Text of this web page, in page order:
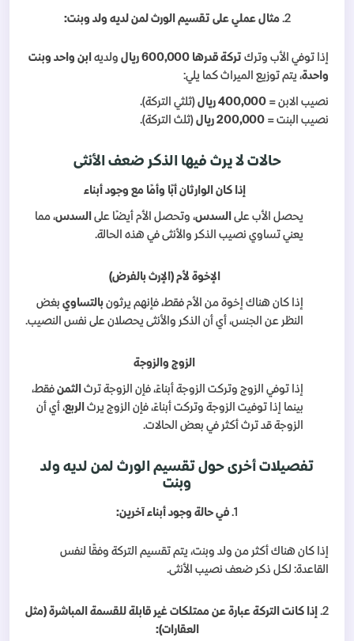
2. مثال عملي على تقسيم الورث لمن لديه ولد وبنت:
إذا توفي الأب وترك تركة قدرها 600,000 ريال ولديه ابن واحد وبنت
واحدة، يتم توزيع الميراث كما يلي:
نصيب الابن = 400,000 ريال
(ثلثي التركة).
نصيب البنت = 200,000 ريال (ثلث التركة).
حالات لا يرث فيها الذكر ضعف الأنثى
إذا كان الوارثان أبًا وأمًا مع وجود أبناء
يحصل الأب على السدس، وتحصل الأم أيضًا على السدس، مما
يعني تساوي نصيب الذكر والأنثى في هذه الحالة.
الإخوة لأم (الإرث بالفرض)
إذا كان هناك إخوة من الأم فقط، فإنهم يرثون بالتساوي بغض
النظر عن الجنس، أي أن الذكر والأنثى يحصلان على نفس النصيب.
الزوج والزوجة
إذا توفي الزوج وتركت الزوجة أبناءً، فإن الزوجة ترث الثمن فقط،
بينما إذا توفيت الزوجة وتركت أبناءً، فإن الزوج يرث الربع، أي أن
الزوجة قد ترث أكثر في بعض الحالات.
تفصيلات أخرى حول تقسيم الورث لمن لديه ولد
وبنت
1. في حالة وجود أبناء آخرين:
إذا كان هناك أكثر من ولد وبنت، يتم تقسيم التركة وفقًا لنفس
القاعدة: لكل ذكر ضعف نصيب الأنثى.
2.
إذا كانت التركة عبارة عن ممتلكات غير قابلة للقسمة المباشرة (مثل
العقارات):